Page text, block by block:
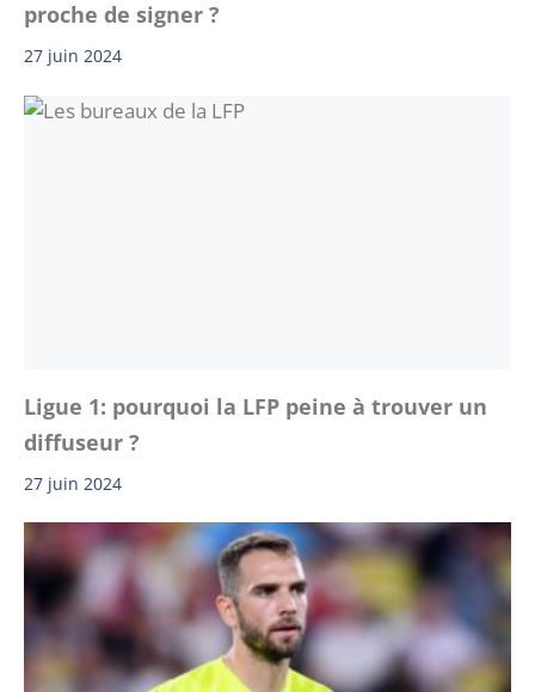
proche de signer ?
27 juin 2024
Ligue 1: pourquoi la LFP peine à trouver un
diffuseur ?
27 juin 2024